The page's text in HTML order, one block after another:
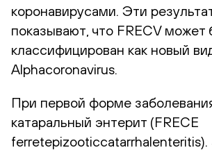
коронавирусами. Эти
показывают, что FRECV может
классифицирован как новый
Alphacoronavirus.
При первой форме
катаральный энтерит (FRECE